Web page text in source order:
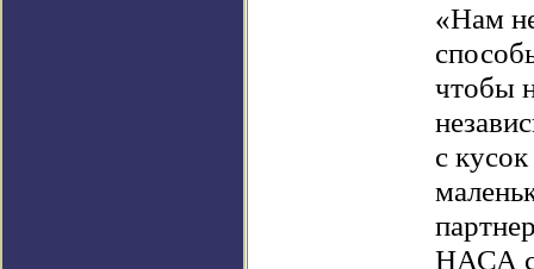
«Нам
чтобы
с
НАСА